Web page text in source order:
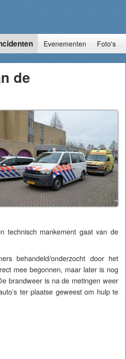
Evenementen Foto's
de
technisch mankement gaat van de
behandeld/onderzocht door het
mee begonnen, maar later is nog
brandweer is na de metingen weer
ter plaatse geweest om hulp te